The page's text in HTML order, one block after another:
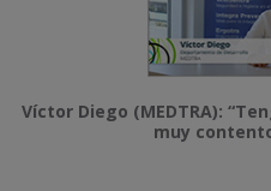
Víctor Diego (MEDTRA):
muy